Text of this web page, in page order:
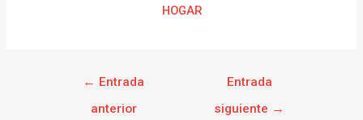
HOGAR
← Entrada
anterior
Entrada
siguiente →